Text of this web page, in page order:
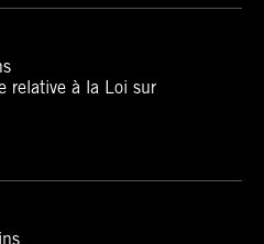
relative à la Loi sur